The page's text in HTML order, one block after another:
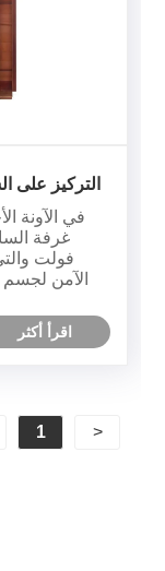
مخاطر
فولت
الآمن لجسم
اقرأ أكثر
<
1